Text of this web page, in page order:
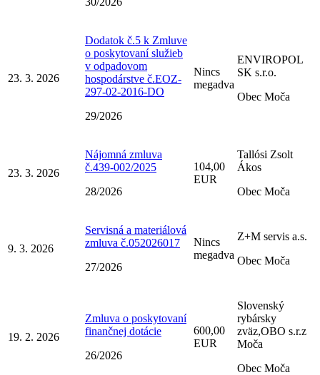
23. 3. 2026
Dodatok č.5 k Zmluve
o poskytovaní služieb
v odpadovom
hospodárstve č.EOZ-
297-02-2016-DO
29/2026
Nincs
megadva
ENVIROPOL
SK s.r.o.
Obec Moča
23. 3. 2026
Nájomná zmluva
č.439-002/2025
28/2026
104,00
EUR
Tallósi Zsolt
Ákos
Obec Moča
9. 3. 2026
Servisná a materiálová
zmluva č.052026017
27/2026
Nincs
megadva
Z+M servis a.s.
Obec Moča
19. 2. 2026
Zmluva o poskytovaní
finančnej dotácie
26/2026
600,00
EUR
Slovenský
rybársky
zväz,OBO s.r.z
Moča
Obec Moča